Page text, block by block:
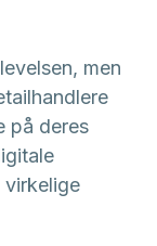
men
på deres